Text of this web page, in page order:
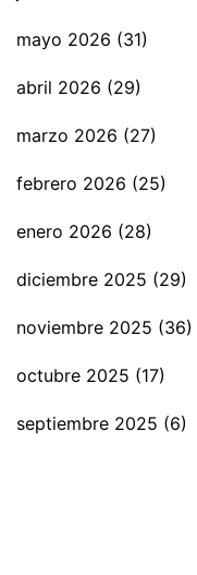
mayo 2026 (31)
abril 2026 (29)
marzo 2026 (27)
febrero 2026 (25)
enero 2026 (28)
diciembre 2025 (29)
noviembre 2025 (36)
octubre 2025 (17)
septiembre 2025 (6)